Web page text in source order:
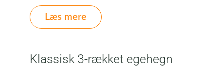
Læs mere
Klassisk 3-rækket egehegn